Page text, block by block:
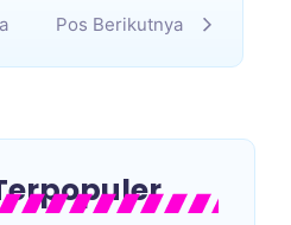
Pos Berikutnya